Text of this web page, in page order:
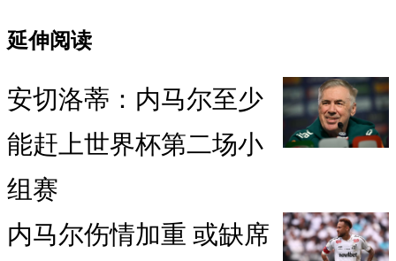
延伸阅读
安切洛蒂：内马尔至少
能赶上世界杯第二场小
组赛
内马尔伤情加重 或缺席